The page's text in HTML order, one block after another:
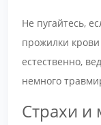
Не пугайтесь,
прожилки
естественно,
немного
Страхи